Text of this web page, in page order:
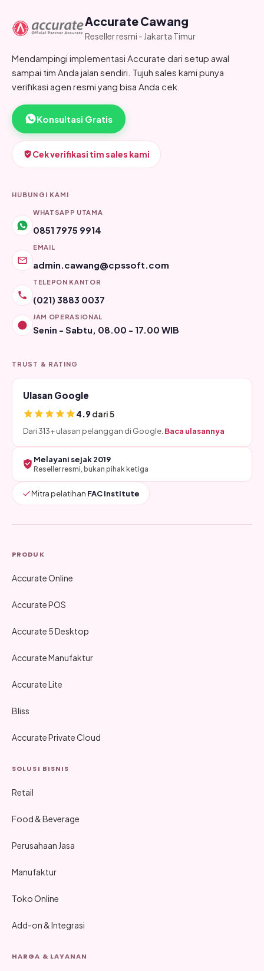
Accurate Cawang
Reseller resmi - Jakarta Timur
Mendampingi implementasi Accurate dari setup awal
sampai tim Anda jalan sendiri. Tujuh sales kami punya
verifikasi agen resmi yang bisa Anda cek.
Konsultasi Gratis
Cek verifikasi tim sales kami
HUBUNGI KAMI
WHATSAPP UTAMA
0851 7975 9914
EMAIL
admin.cawang@cpssoft.com
TELEPON KANTOR
(021) 3883 0037
JAM OPERASIONAL
Senin - Sabtu, 08.00 - 17.00 WIB
TRUST & RATING
Ulasan Google
4.9dari 5
Dari 313+ ulasan pelanggan di Google. Baca ulasannya
Melayani sejak 2019
Reseller resmi, bukan pihak ketiga
Mitra pelatihan FAC Institute
PRODUK
Accurate Online
Accurate POS
Accurate 5 Desktop
Accurate Manufaktur
Accurate Lite
Bliss
Accurate Private Cloud
SOLUSI BISNIS
Retail
Food & Beverage
Perusahaan Jasa
Manufaktur
Toko Online
Add-on & Integrasi
HARGA & LAYANAN